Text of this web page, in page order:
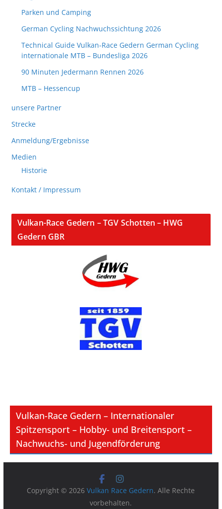
Parken und Camping
German Cycling Nachwuchssichtung 2026
Technical Guide Vulkan-Race Gedern German Cycling
internationale MTB – Bundesliga 2026
90 Minuten Jedermann Rennen 2026
MTB – Hessencup
unsere Partner
Strecke
Anmeldung/Ergebnisse
Medien
Historie
Kontakt / Impressum
Vulkan-Race Gedern – TGV Schotten – HWG
Gedern GBR
Vulkan-Race Gedern – Internationaler
Spitzensport – Hobby- und Breitensport –
Nachwuchs- und Jugendförderung
Copyright © 2026Vulkan Race Gedern. Alle Rechte
vorbehalten.